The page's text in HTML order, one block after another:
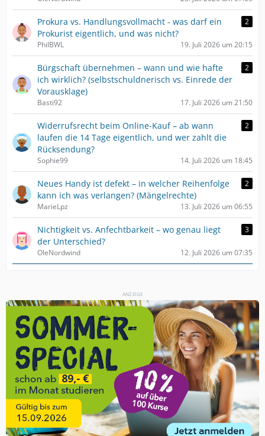
Prokura vs. Handlungsvollmacht - was darf ein
Prokurist eigentlich, und was nicht?
2
PhilBWL 19. Juli 2026 um 20:15
Bürgschaft übernehmen – wann und wie hafte
ich wirklich? (selbstschuldnerisch vs. Einrede der
Vorausklage)
2
Basti92 17. Juli 2026 um 21:50
Widerrufsrecht beim Online-Kauf – ab wann
laufen die 14 Tage eigentlich, und wer zahlt die
Rücksendung?
2
Sophie99 14. Juli 2026 um 18:45
Neues Handy ist defekt – in welcher Reihenfolge
kann ich was verlangen? (Mängelrechte)
2
MarieLpz 13. Juli 2026 um 06:55
Nichtigkeit vs. Anfechtbarkeit – wo genau liegt
der Unterschied?
3
OleNordwind 12. Juli 2026 um 07:35
ANZEIGE